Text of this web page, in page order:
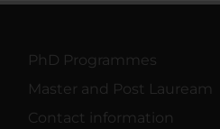
PhD Programmes
Master and Post Lauream
Contact information